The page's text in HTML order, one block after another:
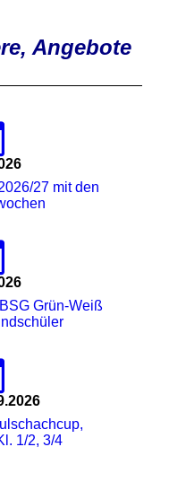
Angebote
27 mit den
Grün-Weiß
1/2, 3/4